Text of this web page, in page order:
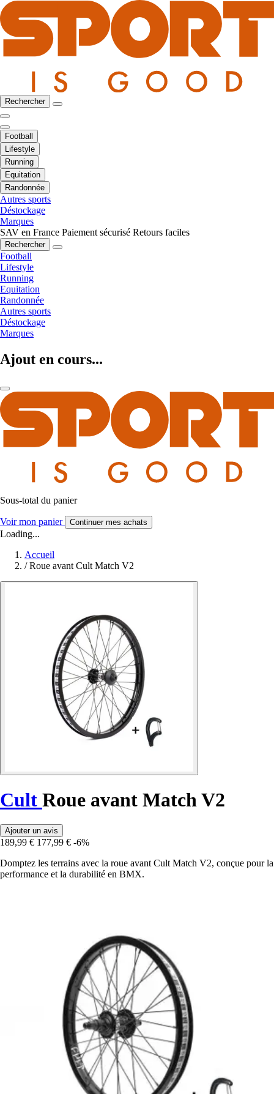
Rechercher
Football
Lifestyle
Running
Equitation
Randonnée
Autres sports
Déstockage
Marques
SAV en France Paiement sécurisé Retours faciles
Rechercher
Football
Lifestyle
Running
Equitation
Randonnée
Autres sports
Déstockage
Marques
Ajout en cours...
Sous-total du panier
Voir mon panier Continuer mes achats
Loading...
Accueil
/ Roue avant Cult Match V2
Cult Roue avant Match V2
Ajouter un avis
189,99 € 177,99 € -6%
Domptez les terrains avec la roue avant Cult Match V2, conçue pour la
performance et la durabilité en BMX.